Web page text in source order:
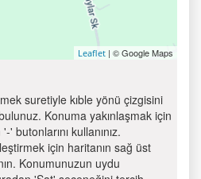
Leaflet | © Google Maps
suretiyle kıble yönü çizgisini
Konuma yakınlaşmak için
butonlarını kullanınız.
için haritanın sağ üst
Konumunuzun uydu